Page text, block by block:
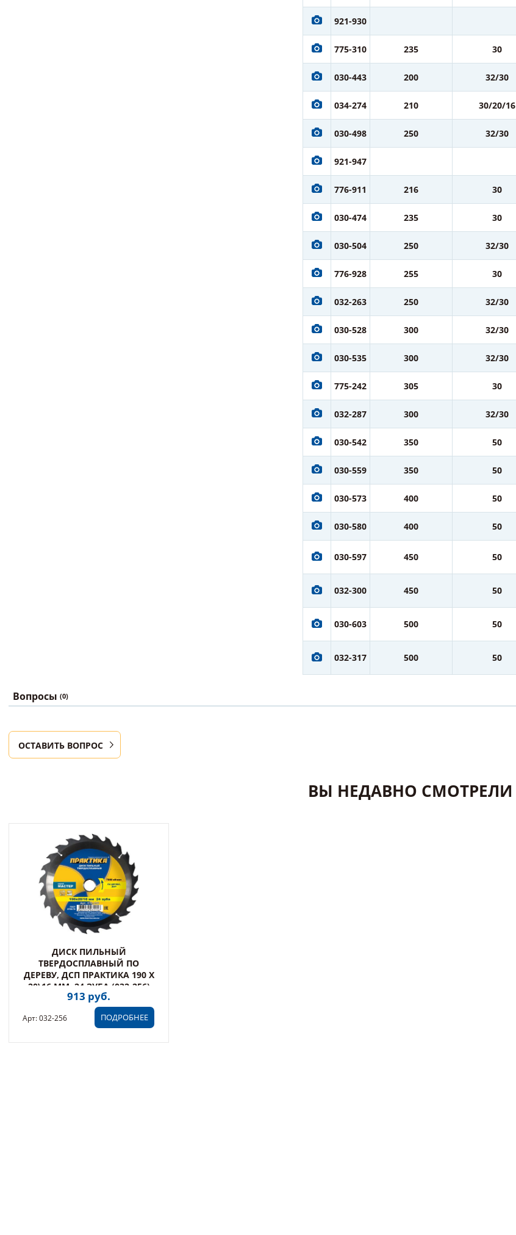
921-930
775-310 235 30
030-443 200 32/30
034-274 210 30/20/16
030-498 250 32/30
921-947
776-911 216 30
030-474 235 30
030-504 250 32/30
776-928 255 30
032-263 250 32/30
030-528 300 32/30
030-535 300 32/30
775-242 305 30
032-287 300 32/30
030-542 350 50
030-559 350 50
030-573 400 50
030-580 400 50
030-597 450 50
032-300 450 50
030-603 500 50
032-317 500 50
Вопросы (0)
ОСТАВИТЬ ВОПРОС
ВЫ НЕДАВНО СМОТРЕЛИ
ДИСК ПИЛЬНЫЙ
ТВЕРДОСПЛАВНЫЙ ПО
ДЕРЕВУ, ДСП ПРАКТИКА 190 Х
20\16 ММ, 24 ЗУБА (032-256)
913 руб.
ПОДРОБНЕЕ
Арт: 032-256